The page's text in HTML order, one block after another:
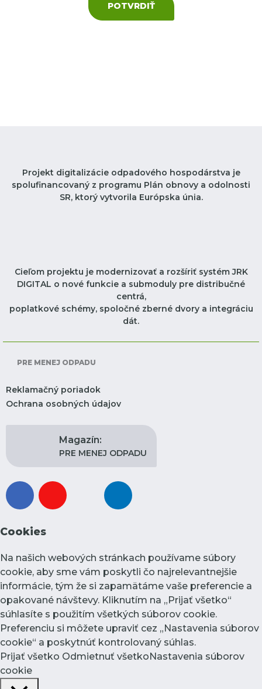
POTVRDIŤ
Projekt digitalizácie odpadového hospodárstva je
spolufinancovaný z programu Plán obnovy a odolnosti
SR, ktorý vytvorila Európska únia.
Cieľom projektu je modernizovať a rozšíriť systém JRK
DIGITAL o nové funkcie a submoduly pre distribučné
centrá,
poplatkové schémy, spoločné zberné dvory a integráciu
dát.
PRE MENEJ ODPADU
Reklamačný poriadok
Ochrana osobných údajov
Magazín:
PRE MENEJ ODPADU
facebookyoutube instagramlinkedin
Cookies
Na našich webových stránkach používame súbory
cookie, aby sme vám poskytli čo najrelevantnejšie
informácie, tým že si zapamätáme vaše preferencie a
opakované návštevy. Kliknutím na „Prijať všetko“
súhlasíte s použitím všetkých súborov cookie.
Preferenciu si môžete upraviť cez „Nastavenia súborov
cookie“ a poskytnúť kontrolovaný súhlas.
Prijať všetko Odmietnuť všetkoNastavenia súborov
cookie